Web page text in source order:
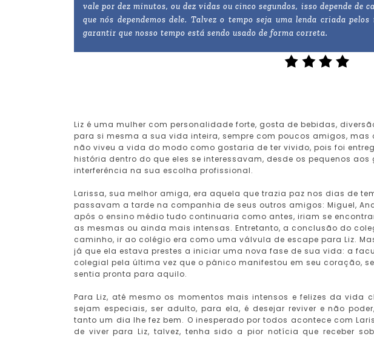
vale por dez minutos, ou dez vidas ou cinco segundos, isso depende de
que nós dependemos dele. Talvez o tempo seja uma lenda criada
garantir que nosso tempo está sendo usado de forma correta.
Liz é uma mulher com personalidade forte, gosta de bebidas,
para si mesma a sua vida inteira, sempre com poucos amigos,
não viveu a vida do modo como gostaria de ter vivido, pois foi
história dentro do que eles se interessavam, desde os pequenos
interferência na sua escolha profissional.
Larissa, sua melhor amiga, era aquela que trazia paz nos dias de
passavam a tarde na companhia de seus outros amigos: Miguel,
após o ensino médio tudo continuaria como antes, iriam se
as mesmas ou ainda mais intensas. Entretanto, a conclusão do
caminho, ir ao colégio era como uma válvula de escape para Liz.
já que ela estava prestes a iniciar uma nova fase de sua vida: a
colegial pela última vez que o pânico manifestou em seu coração,
sentia pronta para aquilo.
Para Liz, até mesmo os momentos mais intensos e felizes da vida
sejam especiais, ser adulto, para ela, é desejar reviver e não
tanto um dia lhe fez bem. O inesperado por todos acontece com
de viver para Liz, talvez, tenha sido a pior notícia que receber